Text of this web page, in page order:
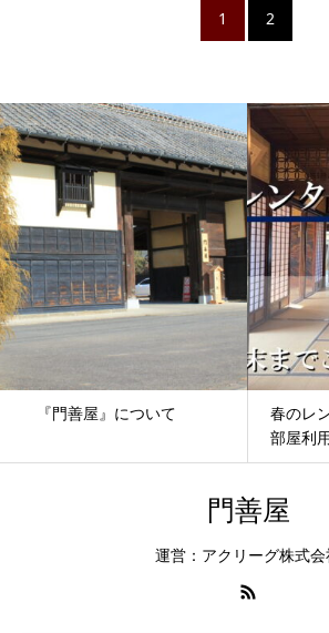
1 2
『門善屋』について
春のレ
部屋利
門善屋
運営：アクリーグ株式会